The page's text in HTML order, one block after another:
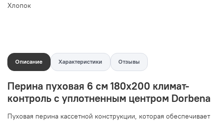
Хлопок
Описание Характеристики Отзывы
Перина пуховая 6 см 180x200 климат-
контроль с уплотненным центром Dorbena
Пуховая перина кассетной конструкции, которая обеспечивает